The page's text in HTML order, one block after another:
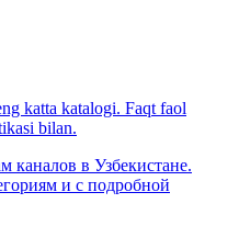
katta katalogi. Faqt faol
bilan.
каналов в Узбекистане.
и с подробной